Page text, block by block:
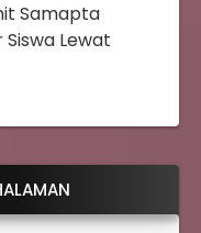
Samapta
Lewat